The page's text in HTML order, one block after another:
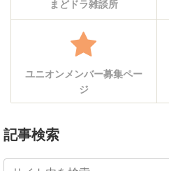
まどドラ雑談所
ユニオンメンバー募集ペー
ジ
記事検索